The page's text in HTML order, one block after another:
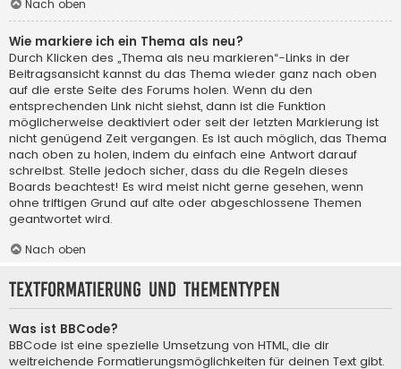
Nach oben
Wie markiere ich ein Thema als neu?
Durch Klicken des „Thema als neu markieren“-Links in der
Beitragsansicht kannst du das Thema wieder ganz nach oben
auf die erste Seite des Forums holen. Wenn du den
entsprechenden Link nicht siehst, dann ist die Funktion
möglicherweise deaktiviert oder seit der letzten Markierung ist
nicht genügend Zeit vergangen. Es ist auch möglich, das Thema
nach oben zu holen, indem du einfach eine Antwort darauf
schreibst. Stelle jedoch sicher, dass du die Regeln dieses
Boards beachtest! Es wird meist nicht gerne gesehen, wenn
ohne triftigen Grund auf alte oder abgeschlossene Themen
geantwortet wird.
Nach oben
Textformatierung und Thementypen
Was ist BBCode?
BBCode ist eine spezielle Umsetzung von HTML, die dir
weitreichende Formatierungsmöglichkeiten für deinen Text gibt.